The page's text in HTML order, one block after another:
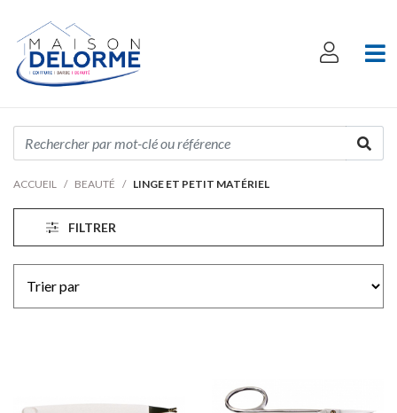
ACCUEIL BEAUTÉ LINGE ET PETIT MATÉRIEL
FILTRER